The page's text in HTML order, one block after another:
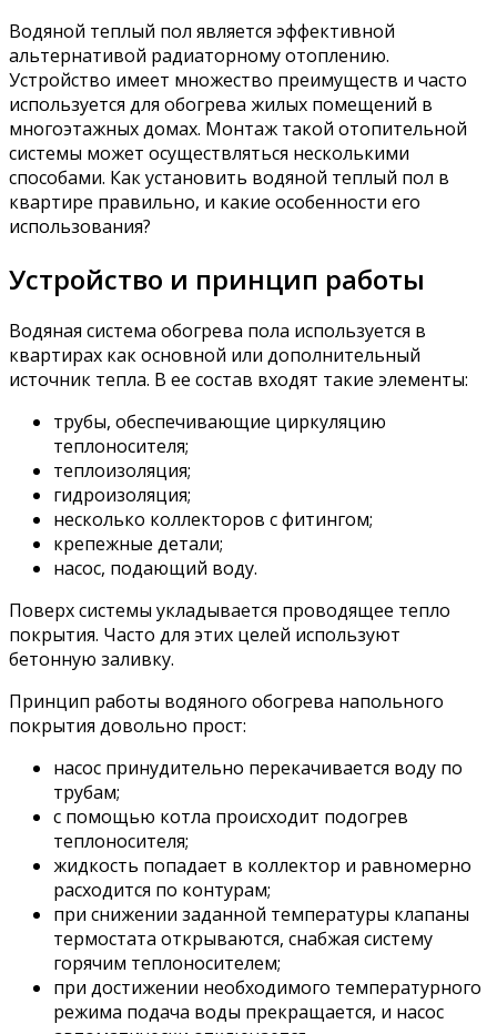
Водяной теплый пол является эффективной
альтернативой радиаторному отоплению.
Устройство имеет множество преимуществ и часто
используется для обогрева жилых помещений в
многоэтажных домах. Монтаж такой отопительной
системы может осуществляться несколькими
способами. Как установить водяной теплый пол в
квартире правильно, и какие особенности его
использования?
Устройство и принцип работы
Водяная система обогрева пола используется в
квартирах как основной или дополнительный
источник тепла. В ее состав входят такие элементы:
трубы, обеспечивающие циркуляцию
теплоносителя;
теплоизоляция;
гидроизоляция;
несколько коллекторов с фитингом;
крепежные детали;
насос, подающий воду.
Поверх системы укладывается проводящее тепло
покрытия. Часто для этих целей используют
бетонную заливку.
Принцип работы водяного обогрева напольного
покрытия довольно прост:
насос принудительно перекачивается воду по
трубам;
с помощью котла происходит подогрев
теплоносителя;
жидкость попадает в коллектор и равномерно
расходится по контурам;
при снижении заданной температуры клапаны
термостата открываются, снабжая систему
горячим теплоносителем;
при достижении необходимого температурного
режима подача воды прекращается, и насос